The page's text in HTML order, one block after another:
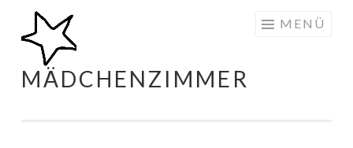
Zum
Inhalt
springen
MÄDCHENZIMMER
MENÜ